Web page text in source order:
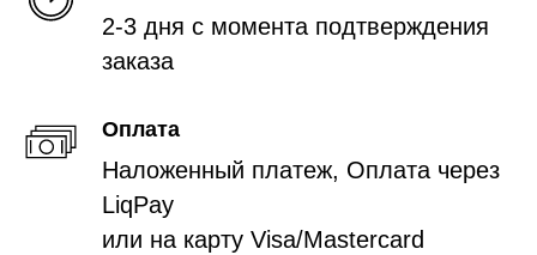
2-3 дня с момента подтверждения
заказа
Оплата
Наложенный платеж, Оплата через
LiqPay
или на карту Visa/Mastercard